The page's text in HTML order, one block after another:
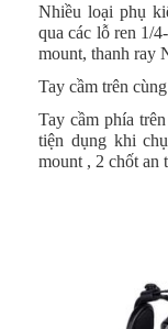
Nhiều loại phụ
qua các lỗ ren 1/
mount, thanh ray
Tay cầm trên
Tay cầm phía
tiện dụng khi
mount , 2 chốt an